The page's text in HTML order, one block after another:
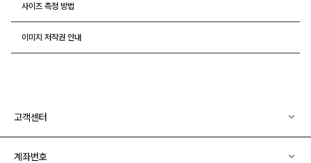
사이즈 측정 방법
이미지 저작권 안내
고객센터
계좌번호